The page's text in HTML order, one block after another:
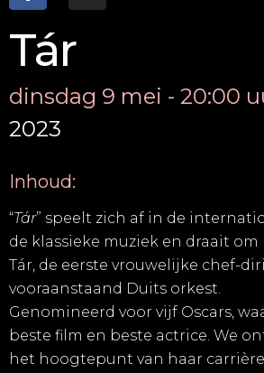
Tár
dinsdag 9 mei - 20:00
2023
Inhoud:
“Tár” speelt zich af in de
de klassieke muziek en draait om
Tár, de eerste vrouwelijke chef-
vooraanstaand Duits orkest.
Genomineerd voor vijf Oscars,
beste film en beste actrice. We
het hoogtepunt van haar